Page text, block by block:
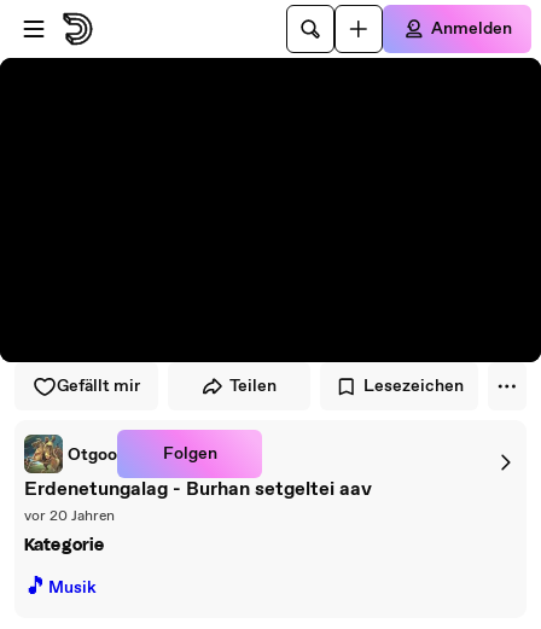
Zum Player springen
Zum Hauptinhalt springen
Anmelden
Gefällt mir Teilen Lesezeichen
Otgoo Folgen
Erdenetungalag - Burhan setgeltei aav
vor 20 Jahren
Kategorie
🎵 Musik